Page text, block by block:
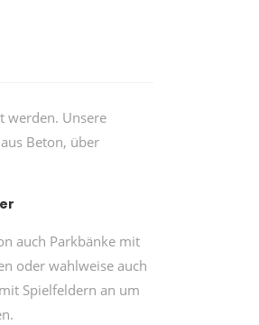
werden. Unsere
Beton, über
auch Parkbänke mit
oder wahlweise auch
Spielfeldern an um